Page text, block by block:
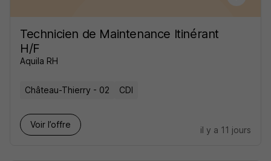
Technicien de Maintenance Itinérant
H/F
Aquila RH
Château-Thierry - 02 CDI
Voir l’offre
il y a 11 jours